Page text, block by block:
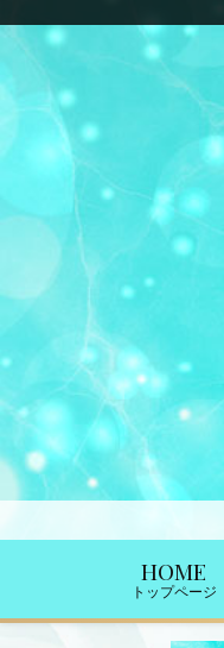
HOME
トップページ